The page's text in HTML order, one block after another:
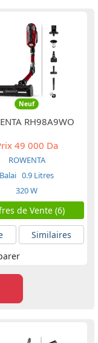
Neuf
RH98A9WO
49 000 Da
ROWENTA
Balai 0.9 Litres
320 W
de Vente (6)
Similaires